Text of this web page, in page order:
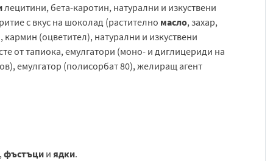
лецитини, бета-каротин, натурални и изкуствени
с вкус на шоколад (растително масло, захар,
, кармин (оцветител), натурални и изкуствени
от тапиока, емулгатори (моно- и диглицериди на
емулгатор (полисорбат 80), желиращ агент
,фъстъци и ядки.